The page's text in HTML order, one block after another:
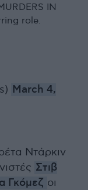
IN
role.
March 4,
Ντάρκιν
Στιβ
Γκόμεζ οι